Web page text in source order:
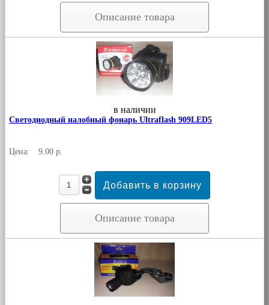
Описание товара
в наличии
Светодиодный налобный фонарь Ultraflash 909LED5
Цена: 9.00 р.
Описание товара